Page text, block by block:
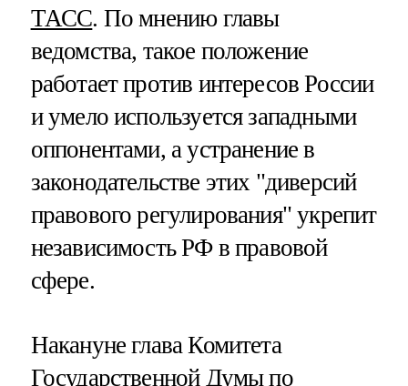
ТАСС. По мнению главы
ведомства, такое положение
работает против интересов России
и умело используется западными
оппонентами, а устранение в
законодательстве этих "диверсий
правового регулирования" укрепит
независимость РФ в правовой
сфере.
Накануне глава Комитета
Государственной Думы по